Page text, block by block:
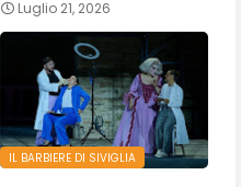
Luglio 21, 2026
IL BARBIERE DI SIVIGLIA